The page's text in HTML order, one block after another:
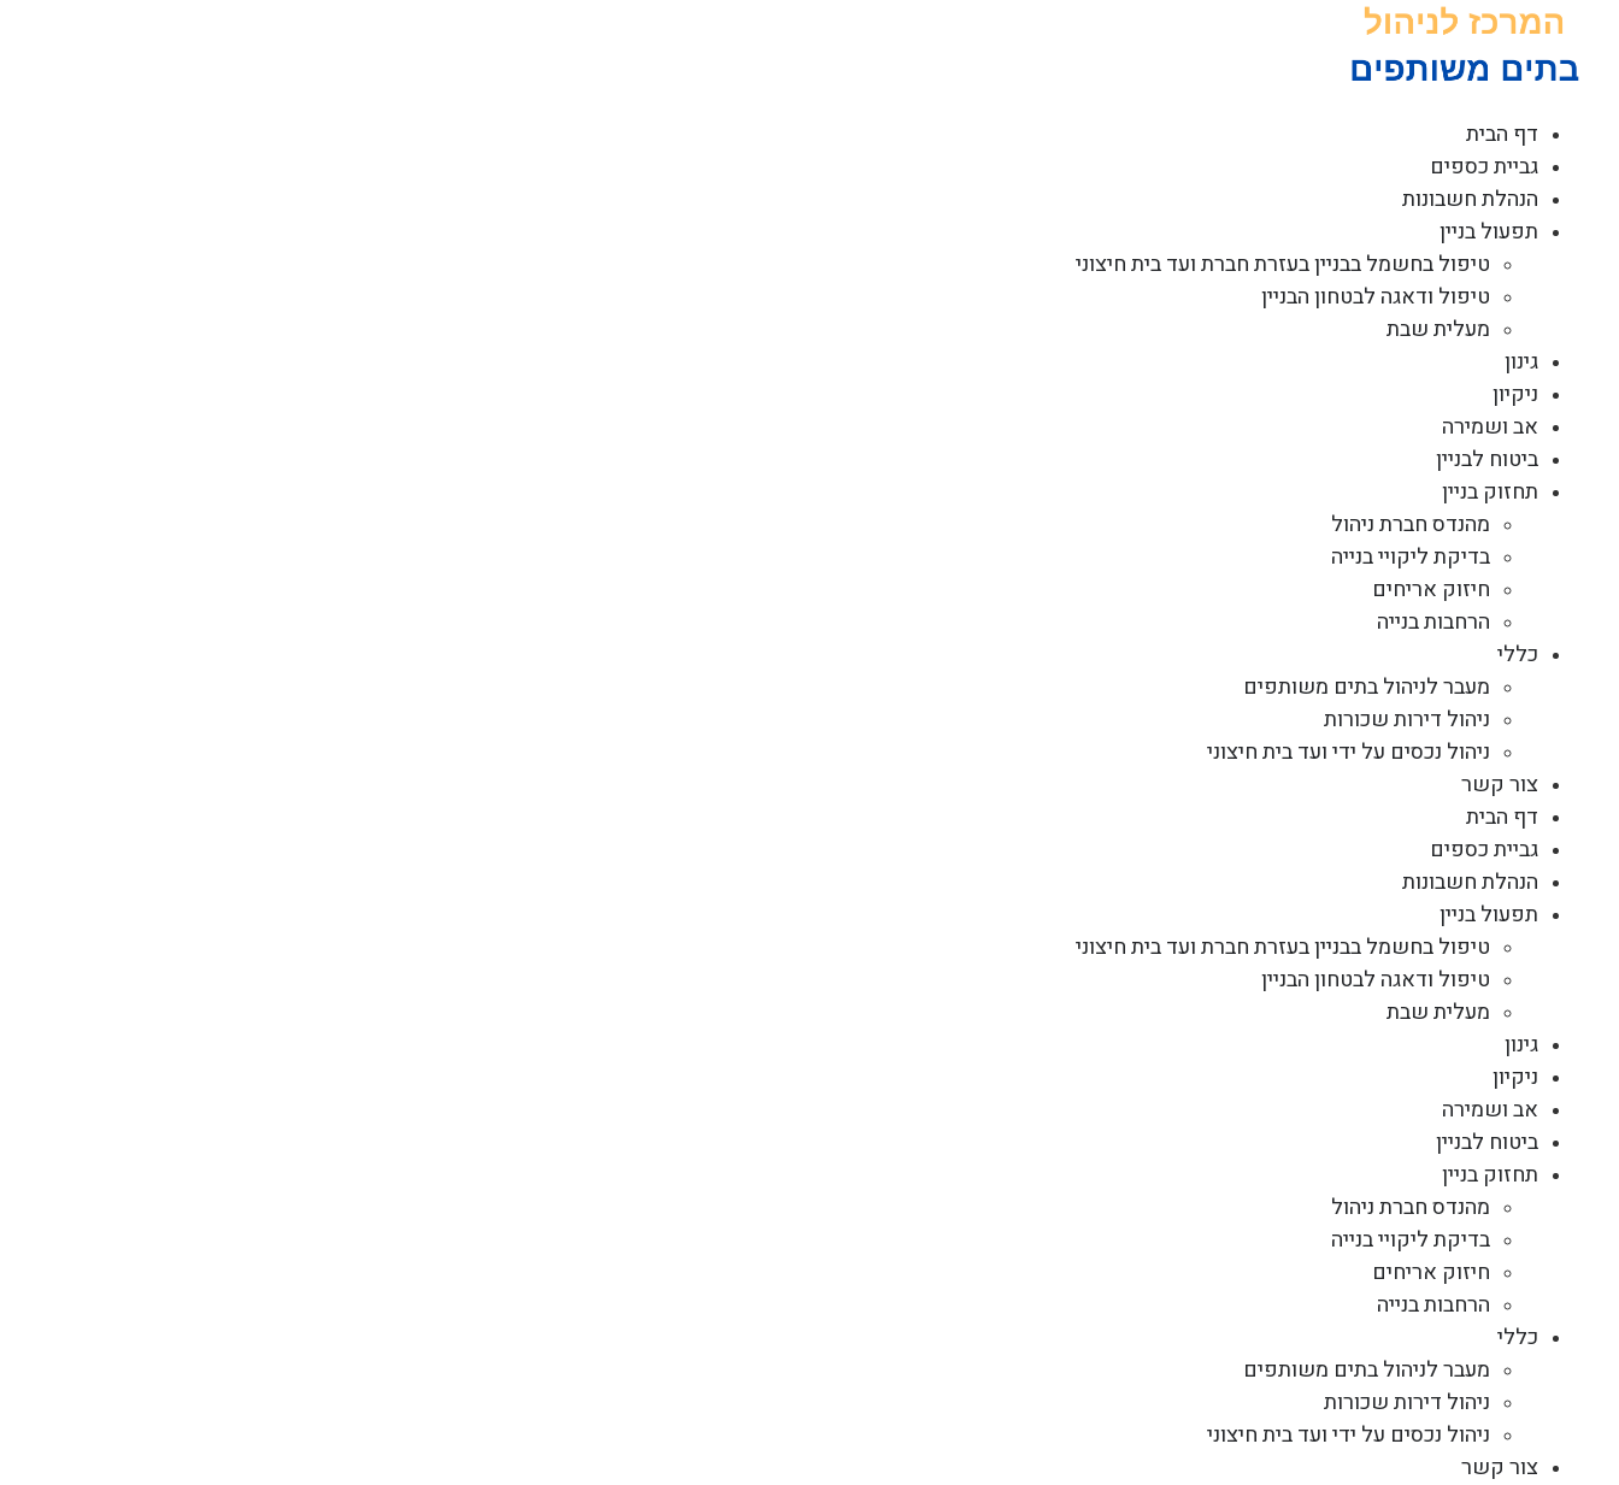
דף הבית
גביית כספים
הנהלת חשבונות
תפעול בניין
טיפול בחשמל בבניין בעזרת חברת ועד בית חיצוני
טיפול ודאגה לבטחון הבניין
מעלית שבת
גינון
ניקיון
אב ושמירה
ביטוח לבניין
תחזוק בניין
מהנדס חברת ניהול
בדיקת ליקויי בנייה
חיזוק אריחים
הרחבות בנייה
כללי
מעבר לניהול בתים משותפים
ניהול דירות שכורות
ניהול נכסים על ידי ועד בית חיצוני
צור קשר
דף הבית
גביית כספים
הנהלת חשבונות
תפעול בניין
טיפול בחשמל בבניין בעזרת חברת ועד בית חיצוני
טיפול ודאגה לבטחון הבניין
מעלית שבת
גינון
ניקיון
אב ושמירה
ביטוח לבניין
תחזוק בניין
מהנדס חברת ניהול
בדיקת ליקויי בנייה
חיזוק אריחים
הרחבות בנייה
כללי
מעבר לניהול בתים משותפים
ניהול דירות שכורות
ניהול נכסים על ידי ועד בית חיצוני
צור קשר